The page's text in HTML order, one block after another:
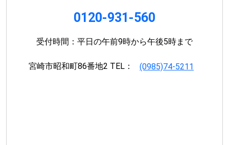
0120-931-560
受付時間：平日の午前9時から午後5時まで
宮崎市昭和町86番地2 TEL： (0985)74-5211